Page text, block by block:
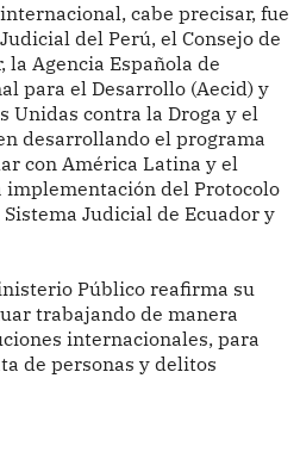
cabe precisar, fue
del Perú, el Consejo de
la Agencia Española de
para el Desarrollo (Aecid) y
Unidas contra la Droga y el
desarrollando el programa
con América Latina y el
implementación del Protocolo
Judicial de Ecuador y
Público reafirma su
trabajando de manera
internacionales, para
de personas y delitos